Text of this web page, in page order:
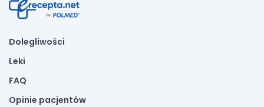
Dolegliwości
Leki
FAQ
Opinie pacjentów